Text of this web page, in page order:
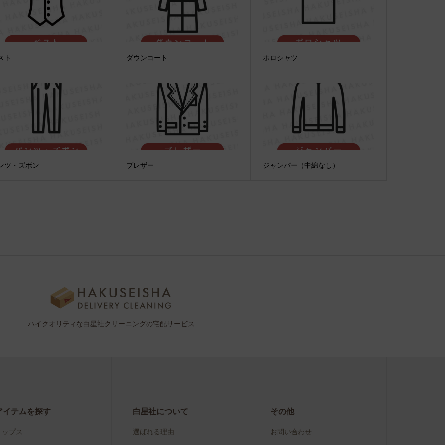
ト ダウンコート ポロシャツ
ツ・ズボン ブレザー ジャンパー（中綿なし）
ハイクオリティな白星社クリーニングの宅配サービス
イテムを探す
ップス
白星社について
選ばれる理由
その他
お問い合わせ